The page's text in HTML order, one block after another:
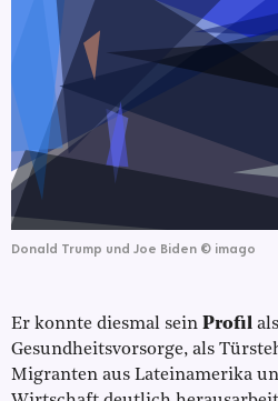
Donald Trump und Joe Biden © imago
Er konnte diesmal sein Profil
Gesundheitsvorsorge, als
Migranten aus Lateinamerika